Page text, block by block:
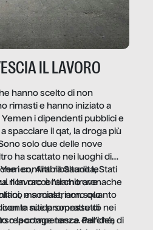
IL LAVORO
hanno scelto di non
rimasti e hanno iniziato a
i dipendenti pubblici e
spacciare il qat, la droga più
solo due delle nove
ha scattato nei luoghi di
i conflitti ribaltano le
Il lavoro è l’architrave
e sociale, non solo
nitida soprattutto nei
reportage nasce dall’idea
Arabia Saudita, Stati
non raccontiamo cronache
ma mostriamo quanto
con le sue promesse di
la competenza. Perché, di